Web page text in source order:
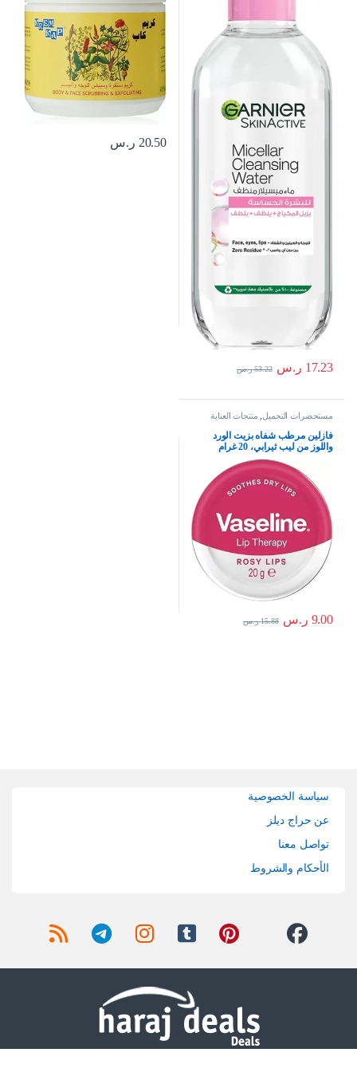
17.23 ر.س 53.22 ر.س
20.50 ر.س
مستحضرات التجميل منتجات العناية
بالبشرة
فازلين مرطب شفاه بزيت الورد
واللوز من ليب ثيرابي، 20 غرام
9.00 ر.س 15.88 ر.س
سياسة الخصوصية
عن حراج ديلز
تواصل معنا
الأحكام والشروط